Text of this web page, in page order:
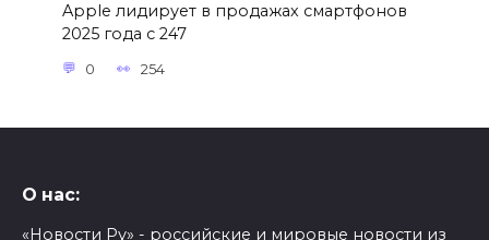
Apple лидирует в продажах смартфонов
2025 года с 247
0 254
О нас:
«Новости Ру» - российские и мировые новости из